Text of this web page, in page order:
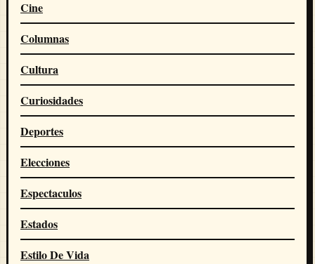
Cine
Columnas
Cultura
Curiosidades
Deportes
Elecciones
Espectaculos
Estados
Estilo De Vida